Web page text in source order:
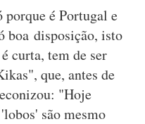
é Portugal e
boa disposição, isto
curta, tem de ser
que, antes de
"Hoje
são mesmo